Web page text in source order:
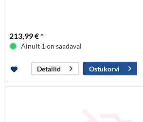
213,99 € *
Ainult 1 on saadaval
Detailid Ostukorvi